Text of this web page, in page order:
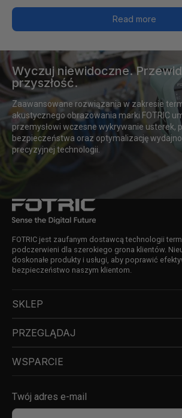
Read more
Wyczuj niewidoczne.
przyszłość. Wyczuj
niewidoczne.
Przewiduj
przyszłość.
Zaawansowane rozwiązania w zakresie
akustycznego obrazowania marki FOTRIC
przemysłowi wczesne wykrywanie usterek,
bezpieczeństwa oraz optymalizację
precyzyjnej technologii.
FOTRIC jest zaufanym dostawcą technologii
podczerwieni dla szerokiego grona klientów.
doskonałe produkty i usługi, aby poprawić
bezpieczeństwo naszym klientom.
SKLEP
PRZEGLĄDAJ
WSPARCIE
Twój adres e-mail
Twój